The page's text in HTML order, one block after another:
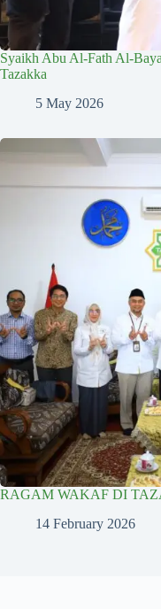
Syaikh Abu Al-Fath Al-
Tazakka
5 May 2026
RAGAM WAKAF DI
14 February 2026